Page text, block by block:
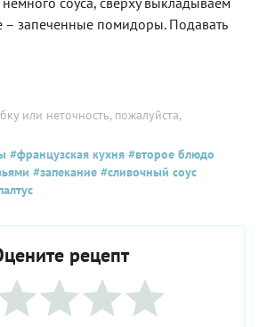
запеченные помидоры. Подавать
или неточность, пожалуйста,
#французская кухня #второе блюдо
#запекание #сливочный соус
рецепт